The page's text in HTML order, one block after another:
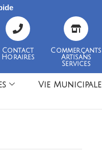
Contact
Horaires
Commerçants
Artisans
Services
Vie Municipale